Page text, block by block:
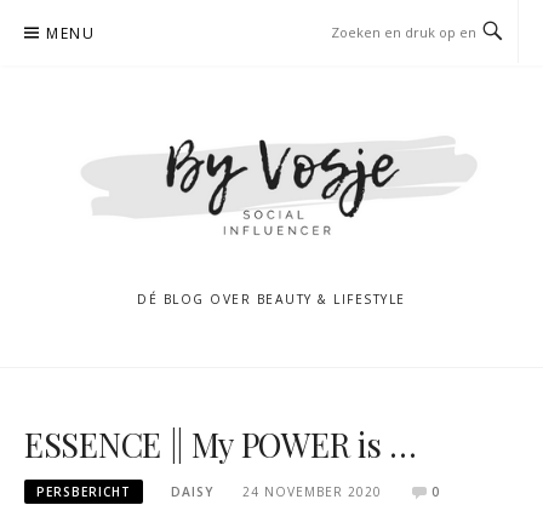
MENU
DÉ BLOG OVER BEAUTY & LIFESTYLE
ESSENCE || My POWER is …
PERSBERICHT DAISY 24 NOVEMBER 2020 0